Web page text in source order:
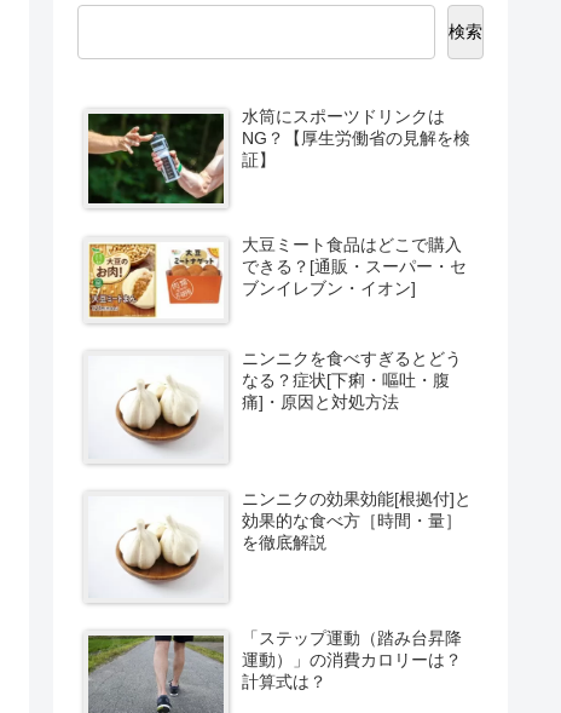
検索
水筒にスポーツドリンクは
NG？【厚生労働省の見解を検
証】
大豆ミート食品はどこで購入
できる？[通販・スーパー・セ
ブンイレブン・イオン]
ニンニクを食べすぎるとどう
なる？症状[下痢・嘔吐・腹
痛]・原因と対処方法
ニンニクの効果効能[根拠付]と
効果的な食べ方［時間・量］
を徹底解説
「ステップ運動（踏み台昇降
運動）」の消費カロリーは？
計算式は？